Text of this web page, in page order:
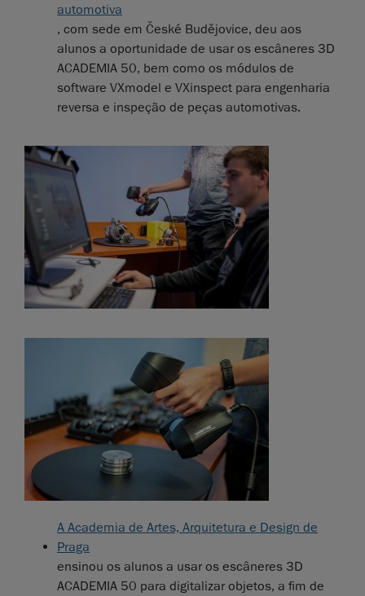
automotiva
, com sede em České Budějovice, deu aos
alunos a oportunidade de usar os escâneres 3D
ACADEMIA 50, bem como os módulos de
software VXmodel e VXinspect para engenharia
reversa e inspeção de peças automotivas.
A Academia de Artes, Arquitetura e Design de
Praga
ensinou os alunos a usar os escâneres 3D
ACADEMIA 50 para digitalizar objetos, a fim de